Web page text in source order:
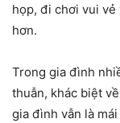
họp, đi chơi vui vẻ
hơn.
Trong gia đình
thuẫn, khác biệt
gia đình vẫn là